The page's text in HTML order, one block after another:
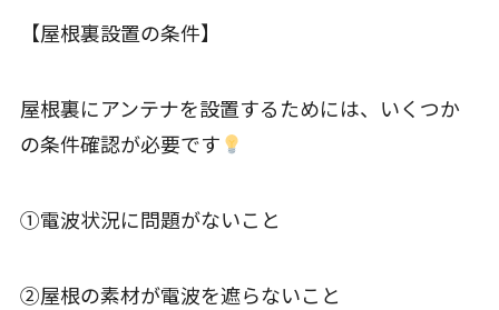
【屋根裏設置の条件】
屋根裏にアンテナを設置するためには、いくつか
の条件確認が必要です
①電波状況に問題がないこと
②屋根の素材が電波を遮らないこと